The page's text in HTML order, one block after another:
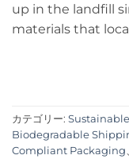
up in the landfill
materials that
カテゴリー:
Biodegradable
Compliant Packaging